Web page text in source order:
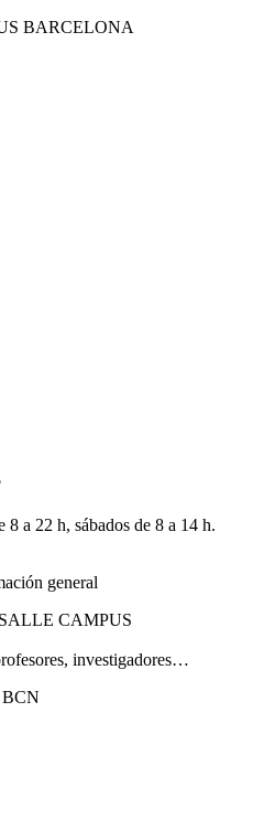
BARCELONA
8 a 22 h, sábados de 8 a 14 h.
general
CAMPUS
investigadores…